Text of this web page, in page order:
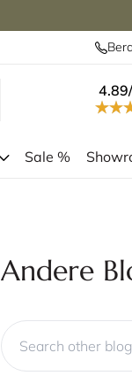
4.89/
Sale %
Andere